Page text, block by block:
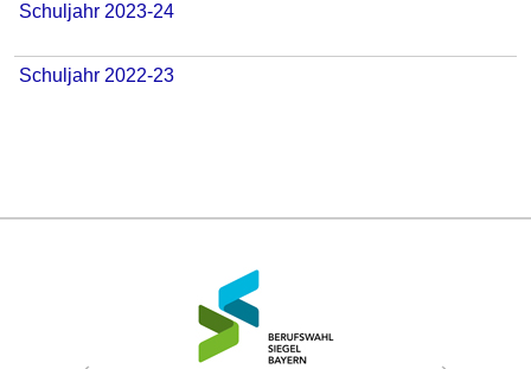
Schuljahr 2023-24
Schuljahr 2022-23